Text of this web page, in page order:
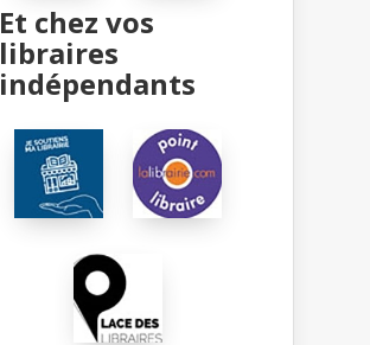
Et chez vos
libraires
indépendants